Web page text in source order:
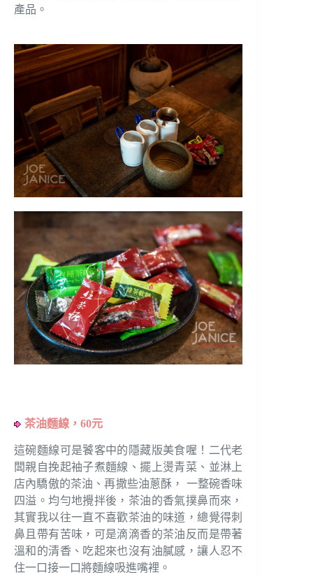
產品。
茶油麵線，60元
這碗麵線可是饕客中的隱藏版美食喔！二代老
闆親自挽起袖子煮麵線、擺上燙青菜、並淋上
店內驕傲的茶油、再撒些油蔥酥， 一整碗香味
四溢。均勻地攪拌後，茶油的香氣撲鼻而來，
其實我以往一直不喜歡茶油的味道，總覺得刺
鼻且帶有苦味，可是滴滴香的茶油反而是帶著
溫和的清香、吃起來也沒有油膩感，讓人忍不
住一口接一口將麵線吸進嘴裡。